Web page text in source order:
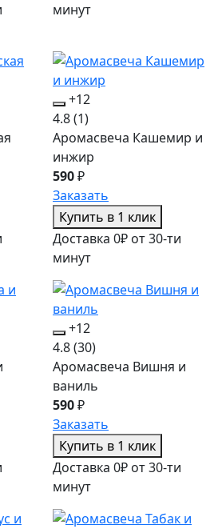
минут
+12
4.8(1)
Аромасвеча Кашемир и
инжир
590₽
Заказать
Купить в 1 клик
Доставка 0₽ от 30-ти
минут
+12
4.8(30)
Аромасвеча Вишня и
ваниль
590₽
Заказать
Купить в 1 клик
Доставка 0₽ от 30-ти
минут